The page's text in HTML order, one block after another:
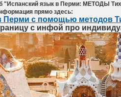
"Испанский язык в Перми: МЕТОДЫ
прямо здесь:
Перми с помощью методов
с инфой про